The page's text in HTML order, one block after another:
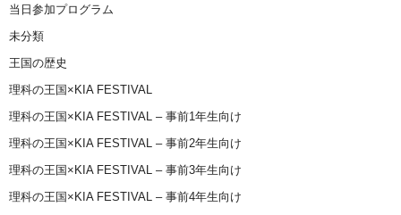
当日参加プログラム
未分類
王国の歴史
理科の王国×KIA FESTIVAL
理科の王国×KIA FESTIVAL – 事前1年生向け
理科の王国×KIA FESTIVAL – 事前2年生向け
理科の王国×KIA FESTIVAL – 事前3年生向け
理科の王国×KIA FESTIVAL – 事前4年生向け